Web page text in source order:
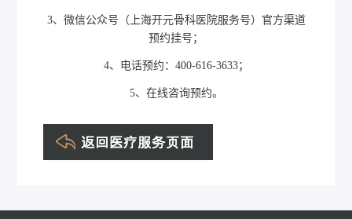
3、微信公众号（上海开元骨科医院服务号）官方渠道
预约挂号；
4、电话预约：400-616-3633；
5、在线咨询预约。